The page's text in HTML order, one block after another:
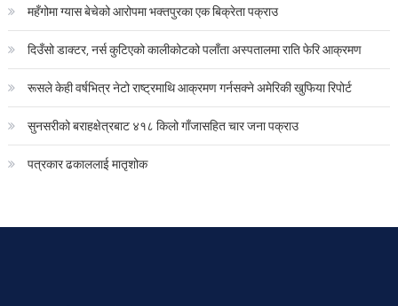
महँगोमा ग्यास बेचेको आरोपमा भक्तपुरका एक बिक्रेता पक्राउ
दिउँसो डाक्टर, नर्स कुटिएको कालीकोटको पलाँता अस्पतालमा राति फेरि आक्रमण
रूसले केही वर्षभित्र नेटो राष्ट्रमाथि आक्रमण गर्नसक्ने अमेरिकी खुफिया रिपोर्ट
सुनसरीको बराहक्षेत्रबाट ४१८ किलो गाँजासहित चार जना पक्राउ
पत्रकार ढकाललाई मातृशोक